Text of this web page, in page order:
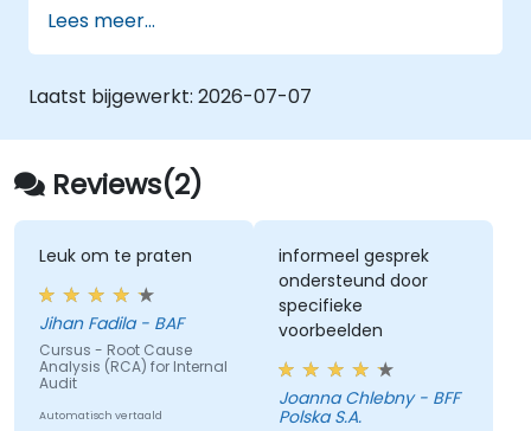
40% meer tijd aan het opnieuw
controleren van dezelfde gefaalde
controls, in plaats van zich te richten op
nieuwe strategische risico's.
Afgenomen gezag:Herhaaldelijk
rapporteren van dezelfde problemen
verzwakt de invloed van de Auditafdeling
bij het hoger management en de
gecontroleerden.
Lees meer...
Laatst bijgewerkt: 2026-07-07
Reviews(2)
Leuk om te praten
Jihan Fadila - BAF
Cursus - Root Cause
Analysis (RCA) for Internal
Audit
Automatisch vertaald
informeel gesprek
ondersteund door
specifieke
voorbeelden
Joanna Chlebny - BFF
Polska S.A.